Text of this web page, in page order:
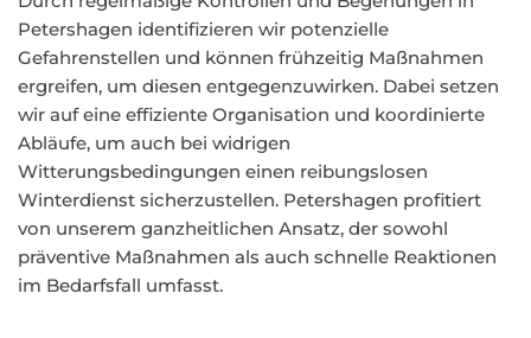
Petershagen identifizieren wir potenzielle
Gefahrenstellen und können frühzeitig Maßnahmen
ergreifen, um diesen entgegenzuwirken. Dabei setzen
wir auf eine effiziente Organisation und koordinierte
Abläufe, um auch bei widrigen
Witterungsbedingungen einen reibungslosen
Winterdienst sicherzustellen. Petershagen profitiert
von unserem ganzheitlichen Ansatz, der sowohl
präventive Maßnahmen als auch schnelle Reaktionen
im Bedarfsfall umfasst.